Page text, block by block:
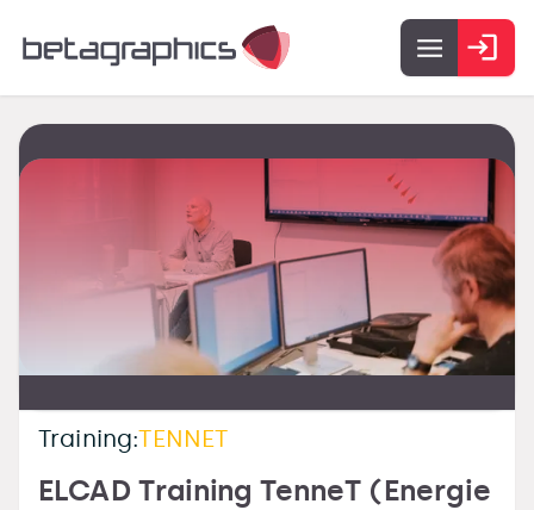
Training:TENNET
ELCAD Training TenneT (Energie